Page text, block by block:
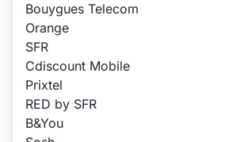
Bouygues Telecom
Orange
SFR
Cdiscount Mobile
Prixtel
RED by SFR
B&You